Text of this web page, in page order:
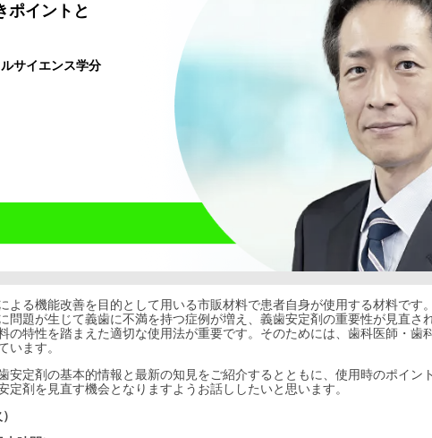
ポイントと
サイエンス学分
よる機能改善を目的として用いる市販材料で患者自身が使用する材料です
問題が生じて義歯に不満を持つ症例が増え、義歯安定剤の重要性が見直さ
の特性を踏まえた適切な使用法が重要です。そのためには、歯科医師・歯
います。
安定剤の基本的情報と最新の知見をご紹介するとともに、使用時のポイン
定剤を見直す機会となりますようお話ししたいと思います。